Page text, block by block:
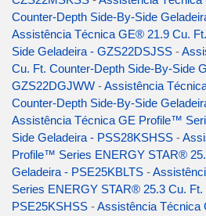
Counter-Depth Side-By-Side
Assistência Técnica GE® 21.9 Cu.
Side Geladeira - GZS22DSJSS -
Cu. Ft. Counter-Depth Side-By-Side
GZS22DGJWW -Assistência
Counter-Depth Side-By-Side
Assistência Técnica GE Profile™
Side Geladeira - PSS28KSHSS -
Profile™ Series ENERGY STAR®
Geladeira - PSE25KBLTS -
Series ENERGY STAR® 25.3 Cu.
PSE25KSHSS -Assistência Técnica